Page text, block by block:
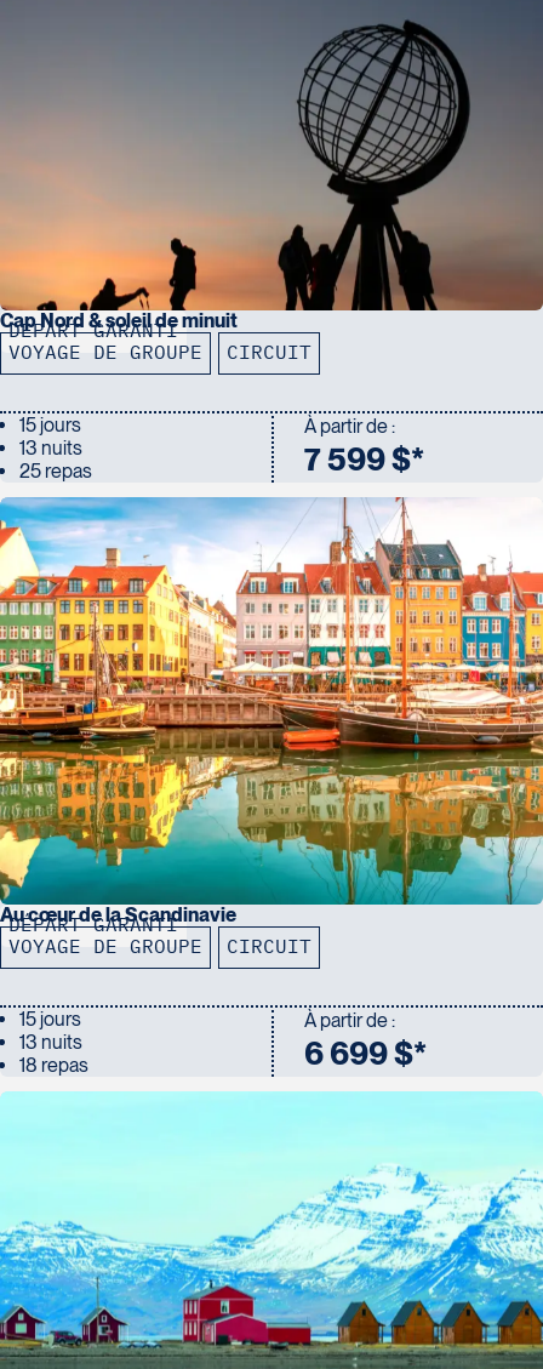
DÉPART GARANTI
Cap Nord & soleil de minuit
VOYAGE DE GROUPE CIRCUIT
15 jours
13 nuits
25 repas
À partir de :
7 599 $*
DÉPART GARANTI
Au cœur de la Scandinavie
VOYAGE DE GROUPE CIRCUIT
15 jours
13 nuits
18 repas
À partir de :
6 699 $*